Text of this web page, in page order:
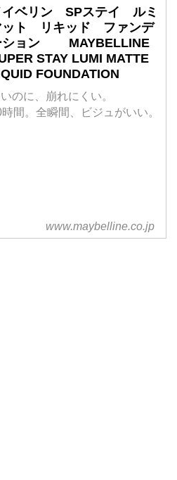
イベリン SPステイ ルミ
ット リキッド ファンデ
ション MAYBELLINE
STAY LUMI MATTE
FOUNDATION
のに、崩れにくい。
間。全瞬間、ビジュがいい。
www.maybelline.co.jp